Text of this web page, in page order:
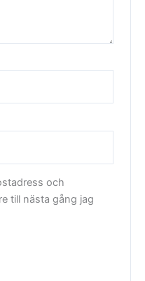
och
till nästa gång jag